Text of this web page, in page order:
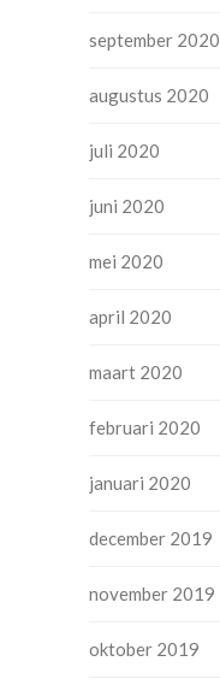
september 2020
augustus 2020
juli 2020
juni 2020
mei 2020
april 2020
maart 2020
februari 2020
januari 2020
december 2019
november 2019
oktober 2019